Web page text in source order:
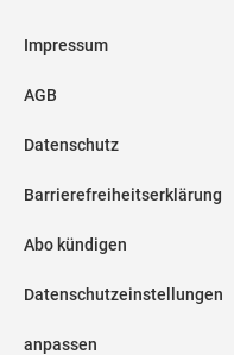
Impressum
AGB
Datenschutz
Barrierefreiheitserklärung
Abo kündigen
Datenschutzeinstellungen
anpassen